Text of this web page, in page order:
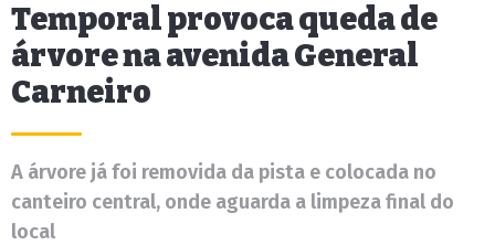
Temporal provoca queda de
árvore na avenida General
Carneiro
A árvore já foi removida da pista e colocada no
canteiro central, onde aguarda a limpeza final do
local